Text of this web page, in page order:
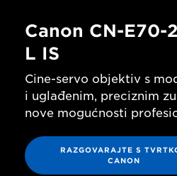
Canon CN-E70-
L IS
Cine-servo objektiv s
i uglađenim, preciznim
nove mogućnosti
RAZGOVARAJTE S
CANON